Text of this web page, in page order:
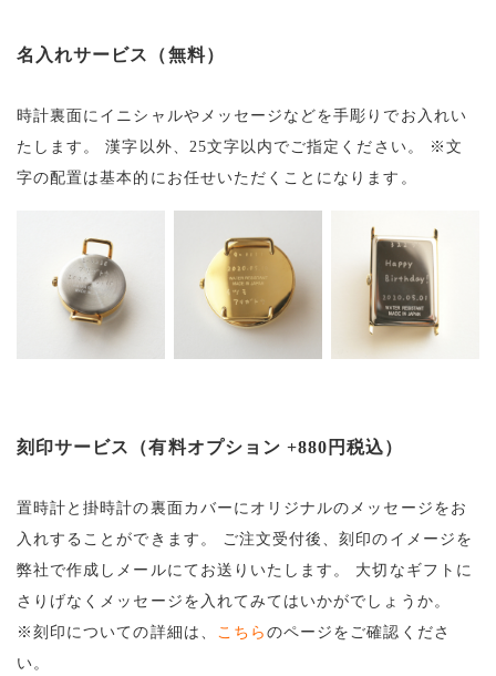
名入れサービス（無料）
時計裏面にイニシャルやメッセージなどを手彫りでお入れい
たします。
漢字以外、25文字以内でご指定ください。
※文
字の配置は基本的にお任せいただくことになります。
刻印サービス（有料オプション +880円税込）
置時計と掛時計の裏面カバーにオリジナルのメッセージをお
入れすることができます。
ご注文受付後、刻印のイメージを
弊社で作成しメールにてお送りいたします。
大切なギフトに
さりげなくメッセージを入れてみてはいかがでしょうか。
※刻印についての詳細は、
こちらのページをご確認くださ
い。